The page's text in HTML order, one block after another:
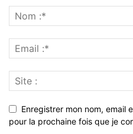
Enregistrer mon nom, email
pour la prochaine fois que je